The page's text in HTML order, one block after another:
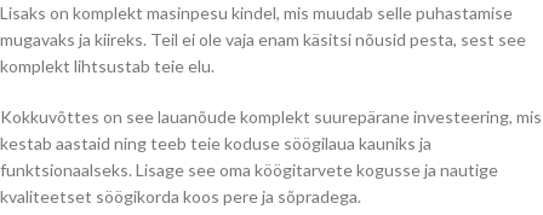
Lisaks on komplekt masinpesu kindel, mis muudab selle puhastamise
mugavaks ja kiireks. Teil ei ole vaja enam käsitsi nõusid pesta, sest see
komplekt lihtsustab teie elu.
Kokkuvõttes on see lauanõude komplekt suurepärane investeering, mis
kestab aastaid ning teeb teie koduse söögilaua kauniks ja
funktsionaalseks. Lisage see oma köögitarvete kogusse ja nautige
kvaliteetset söögikorda koos pere ja sõpradega.